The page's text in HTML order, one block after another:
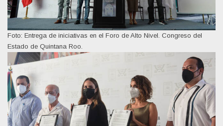
Foto: Entrega de iniciativas en el Foro de Alto Nivel. Congreso del
Estado de Quintana Roo.